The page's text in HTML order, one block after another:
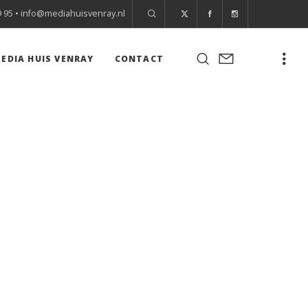
95 • info@mediahuisvenray.nl
HUIS VENRAY CONTACT